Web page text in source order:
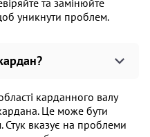
та замінюйте
уникнути проблем.
карданного валу
Це може бути
вказує на проблеми